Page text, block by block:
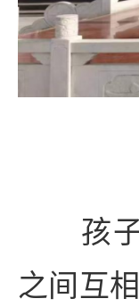
孩子
之间互